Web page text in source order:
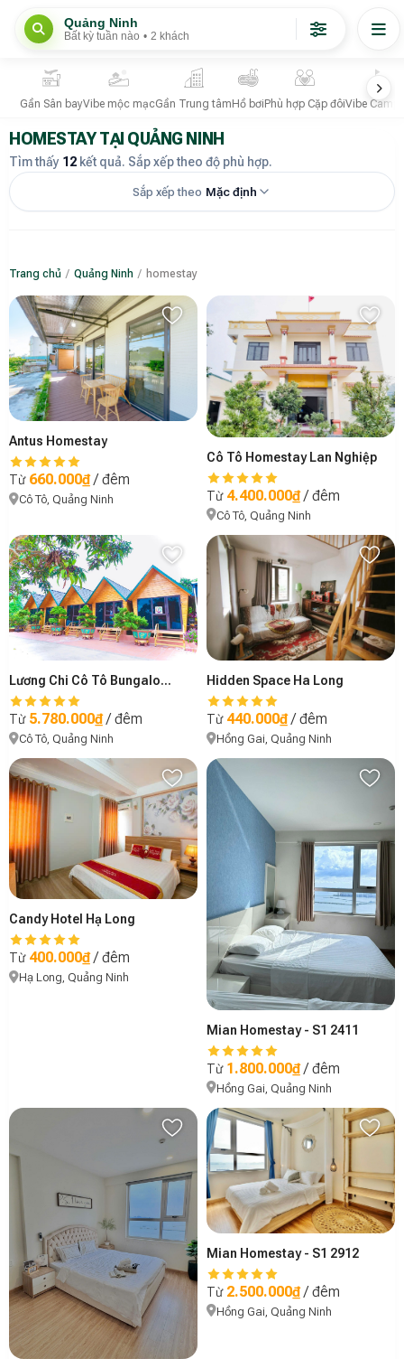
Quảng Ninh
Bất kỳ tuần nào • 2 khách
Gần Sân bayVibe mộc mạcGần Trung tâm Hồ bơi Phù hợp Cặp đôiVibe
HOMESTAY TẠI QUẢNG NINH
Tìm thấy 12 kết quả. Sắp xếp theo độ phù hợp.
Sắp xếp theo Mặc định
Trang chủ / Quảng Ninh / homestay
Antus Homestay
Từ 660.000₫/ đêm
Cô Tô, Quảng Ninh
Cô Tô Homestay Lan Nghiệp
Từ 4.400.000₫/ đêm
Cô Tô, Quảng Ninh
Lương Chi Cô Tô Bungalow 5 Căn
Từ 5.780.000₫/ đêm
Cô Tô, Quảng Ninh
Hidden Space Ha Long
Từ 440.000₫/ đêm
Hồng Gai, Quảng Ninh
Candy Hotel Hạ Long
Từ 400.000₫/ đêm
Hạ Long, Quảng Ninh
Mian Homestay - S1 2411
Từ 1.800.000₫/ đêm
Hồng Gai, Quảng Ninh
Mian Homestay - S1 2912
Từ 2.500.000₫/ đêm
Hồng Gai, Quảng Ninh